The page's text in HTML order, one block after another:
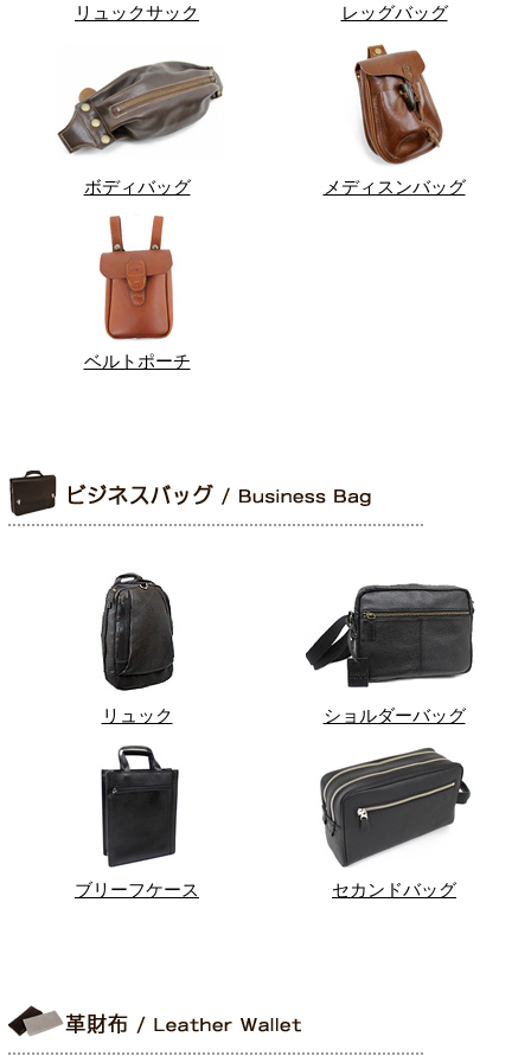
リュックサック レッグバッグ
ボディバッグ メディスンバッグ
ベルトポーチ
リュック ショルダーバッグ
ブリーフケース セカンドバッグ